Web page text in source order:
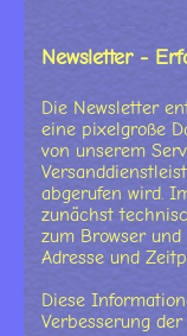
Newsletter -
Die Newsletter
eine pixelgroße
von unserem
abgerufen wird.
zunächst
zum Browser
Adresse und
Diese
Verbesserung